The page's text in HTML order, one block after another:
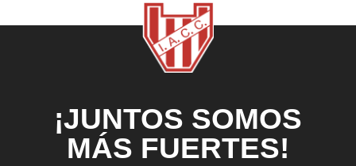
¡JUNTOS SOMOS
MÁS FUERTES!